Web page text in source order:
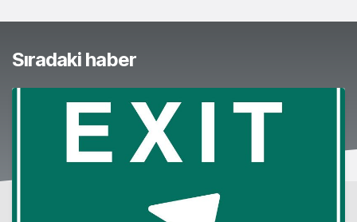
Sıradaki haber